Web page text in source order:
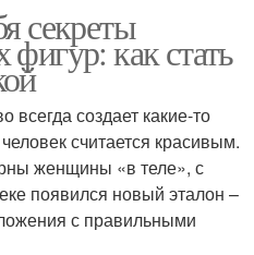
секреты
как стать
всегда создает какие-то
считается красивым.
женщины «в теле», с
появился новый эталон –
с правильными